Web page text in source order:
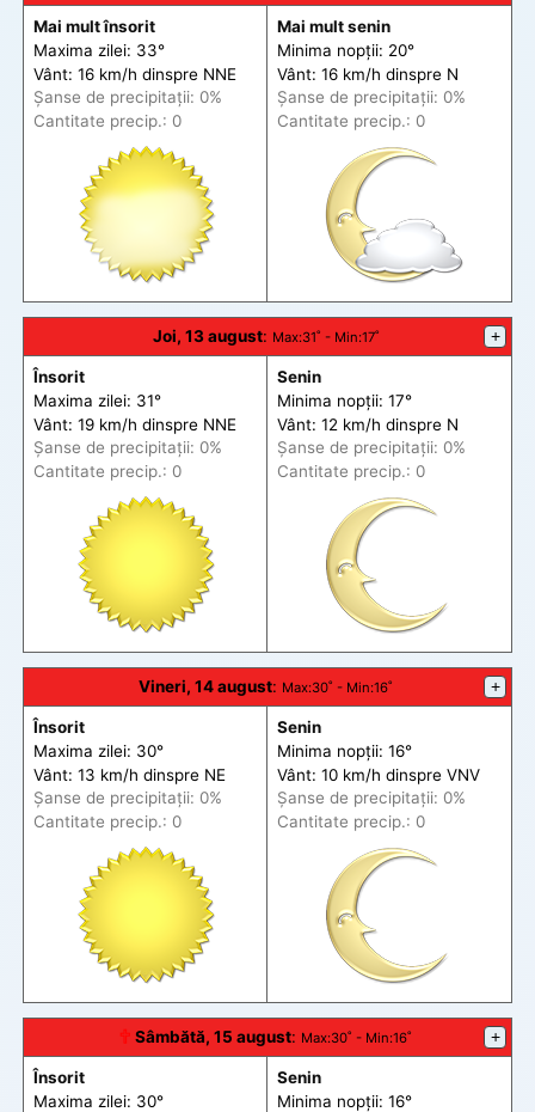
Mai mult însorit
Maxima zilei: 33°
Vânt: 16 km/h dinspre NNE
Șanse de precipitații: 0%
Cantitate precip.: 0
Mai mult senin
Minima nopții: 20°
Vânt: 16 km/h dinspre N
Șanse de precipitații: 0%
Cantitate precip.: 0
Joi, 13 august: Max:31˚ - Min:17˚ +
Însorit
Maxima zilei: 31°
Vânt: 19 km/h dinspre NNE
Șanse de precipitații: 0%
Cantitate precip.: 0
Senin
Minima nopții: 17°
Vânt: 12 km/h dinspre N
Șanse de precipitații: 0%
Cantitate precip.: 0
Vineri, 14 august: Max:30˚ - Min:16˚ +
Însorit
Maxima zilei: 30°
Vânt: 13 km/h dinspre NE
Șanse de precipitații: 0%
Cantitate precip.: 0
Senin
Minima nopții: 16°
Vânt: 10 km/h dinspre VNV
Șanse de precipitații: 0%
Cantitate precip.: 0
🕆 Sâmbătă, 15 august: Max:30˚ - Min:16˚ +
Însorit
Maxima zilei: 30°
Senin
Minima nopții: 16°